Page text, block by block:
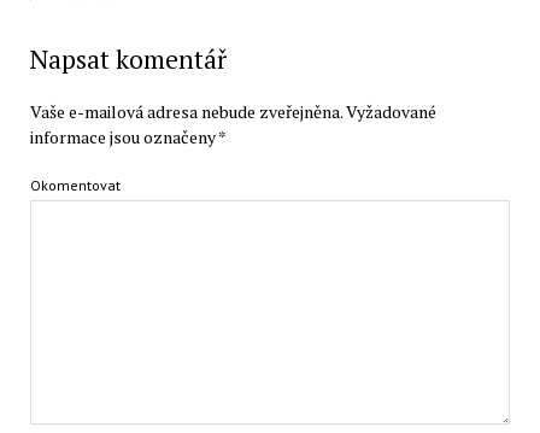
Napsat komentář
Vaše e-mailová adresa nebude zveřejněna.Vyžadované
informace jsou označeny*
Okomentovat